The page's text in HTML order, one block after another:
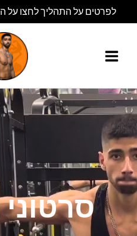
לתוכן
לפרטים על התהליך לחצו על